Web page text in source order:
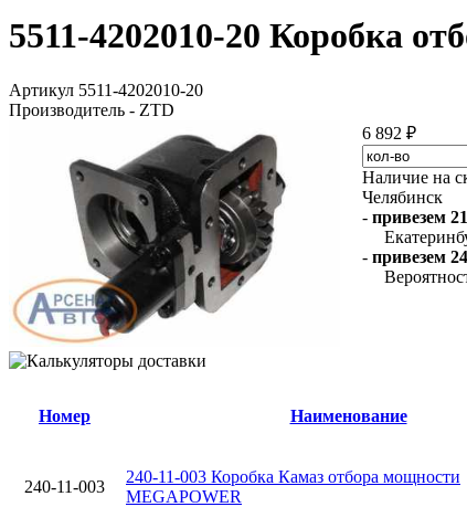
5511-4202010-20 Коробка
Артикул 5511-4202010-20
Производитель - ZTD
6 892 ₽
Наличие на
Челябинск
- привезем
- привезем
Номер
Наименование
240-11-003
240-11-003 Коробка Камаз отбора мощности
MEGAPOWER